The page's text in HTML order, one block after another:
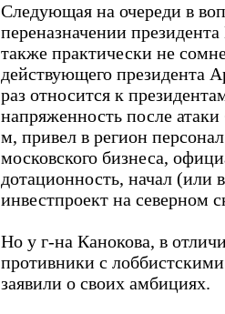
Следующая на очереди в
переназначении
также практически не
действующего президента
раз относится к
напряженность после
м, привел в регион
московского бизнеса,
дотационность, начал (или
инвестпроект на северном
Но у г-на Канокова, в
противники с
заявили о своих амбициях.